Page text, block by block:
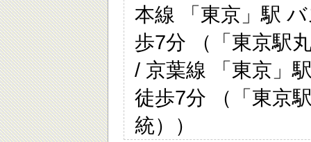
本線 「東京」駅
歩7分 （「東京駅
/ 京葉線 「東京」
徒歩7分 （「東京
統））